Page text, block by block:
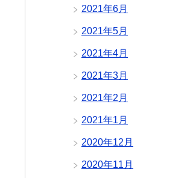
2021年6月
2021年5月
2021年4月
2021年3月
2021年2月
2021年1月
2020年12月
2020年11月